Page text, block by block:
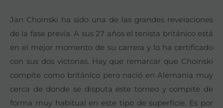
Jan Choinski ha sido una de las grandes revelaciones
de la fase previa. A sus 27 años el tenista británico está
en el mejor momento de su carrera y lo ha certificado
con sus dos victorias. Hay que remarcar que Choinski
compite como británico pero nació en Alemania muy
cerca de donde se disputa este torneo y compite de
forma muy habitual en este tipo de superficie. Es por